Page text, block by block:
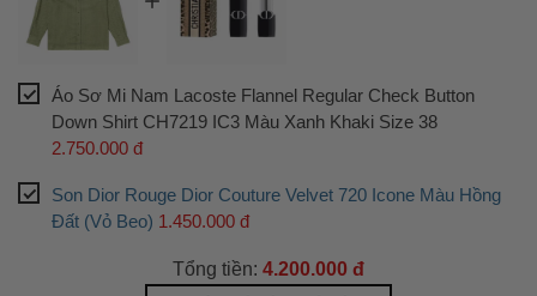
Áo Sơ Mi Nam Lacoste Flannel Regular Check Button
Down Shirt CH7219 IC3 Màu Xanh Khaki Size 38
2.750.000 đ
Son Dior Rouge Dior Couture Velvet 720 Icone Màu Hồng
Đất (Vỏ Beo) 1.450.000 đ
Tổng tiền: 4.200.000 đ